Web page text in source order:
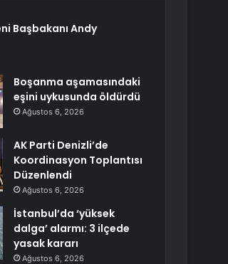
Başbakanı Andy
Boşanma aşamasındaki
eşini uykusunda öldürdü
Ağustos 6, 2026
AK Parti Denizli’de
Koordinasyon Toplantısı
Düzenlendi
Ağustos 6, 2026
İstanbul’da ‘yüksek
dalga’ alarmı: 3 ilçede
yasak kararı
Ağustos 6, 2026